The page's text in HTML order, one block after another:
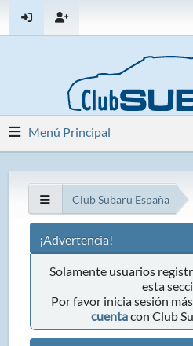
Menú Principal
Club Subaru España
¡Advertencia!
Solamente usuarios
esta
Por favor inicia sesión
cuentacon Club